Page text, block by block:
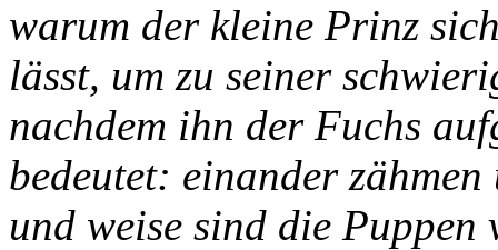
warum der kleine Prinz
lässt, um zu seiner
nachdem ihn der Fuchs
bedeutet: einander
und weise sind die